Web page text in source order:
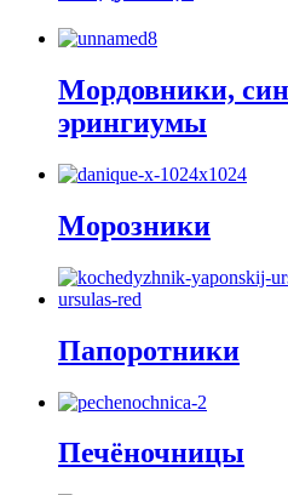
Мордовники,
эрингиумы
Морозники
Папоротники
Печёночницы